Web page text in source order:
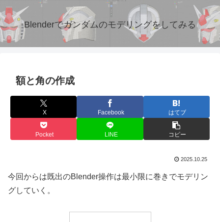
Blenderでガンダムのモデリングをしてみる
額と角の作成
X Facebook はてブ
Pocket LINE コピー
2025.10.25
今回からは既出のBlender操作は最小限に巻きでモデリン
グしていく。